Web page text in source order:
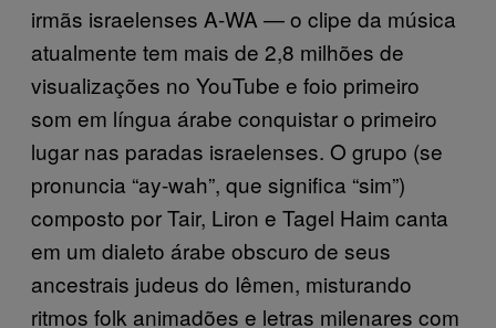
irmãs israelenses A-WA — o clipe da música
atualmente tem mais de 2,8 milhões de
visualizações no YouTube e foio primeiro
som em língua árabe conquistar o primeiro
lugar nas paradas israelenses. O grupo (se
pronuncia “ay-wah”, que significa “sim”)
composto por Tair, Liron e Tagel Haim canta
em um dialeto árabe obscuro de seus
ancestrais judeus do Iêmen, misturando
ritmos folk animadões e letras milenares com